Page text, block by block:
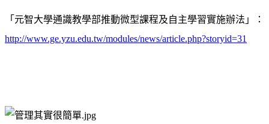
「元智大學通識教學部推動微型課程及自主學習實施辦法」：
http://www.ge.yzu.edu.tw/modules/news/article.php?storyid=31